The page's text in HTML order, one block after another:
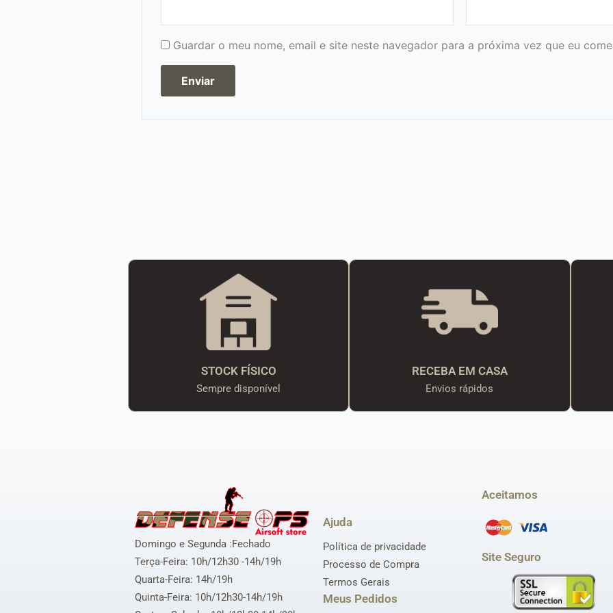
Guardar o meu nome, email e site neste navegador para a próxima vez que eu
STOCK FÍSICO
Sempre disponível
RECEBA EM CASA
Envios rápidos
Domingo e Segunda :Fechado
Terça-Feira: 10h/12h30 -14h/19h
Quarta-Feira: 14h/19h
Quinta-Feira: 10h/12h30-14h/19h
Ajuda
Política de privacidade
Processo de Compra
Termos Gerais
Meus Pedidos
Aceitamos
Site Seguro